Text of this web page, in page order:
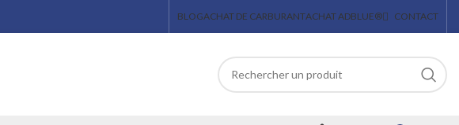
BLOGACHAT DE CARBURANTACHAT ADBLUE® CONTACT